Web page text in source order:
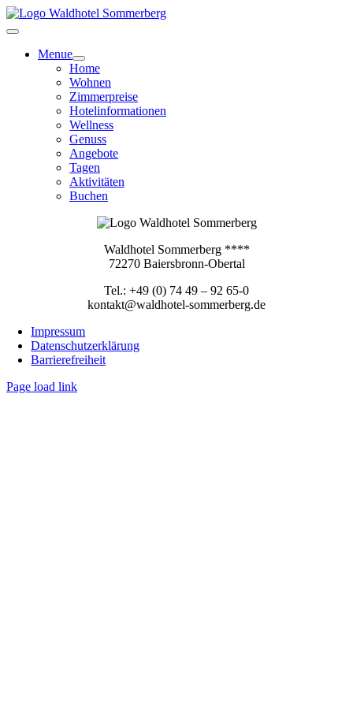
Zum
Inhalt
Menue
Home
Wohnen
Zimmerpreise
Hotelinformationen
Wellness
Genuss
Angebote
Tagen
Aktivitäten
Buchen
Waldhotel Sommerberg ****
72270 Baiersbronn-Obertal
Tel.: +49 (0) 74 49 – 92 65-0
kontakt@waldhotel-sommerberg.de
Impressum
Datenschutzerklärung
Barrierefreiheit
Page load link